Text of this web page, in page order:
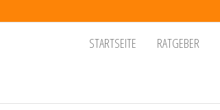
STARTSEITE RATGEBER